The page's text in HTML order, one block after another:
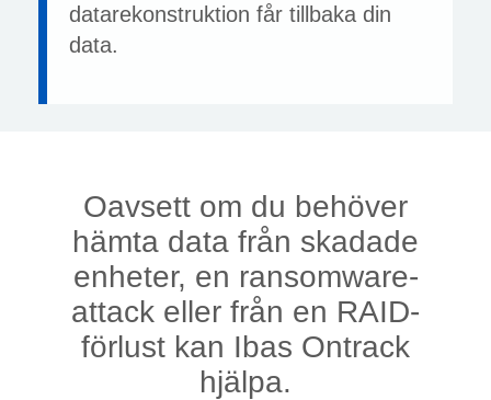
datarekonstruktion får tillbaka din
data.
Oavsett om du behöver
hämta data från skadade
enheter, en ransomware-
attack eller från en RAID-
förlust kan Ibas Ontrack
hjälpa.